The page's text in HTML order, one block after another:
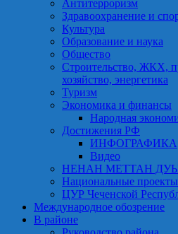
Антитерроризм
Здравоохранение и
Культура
Образование и наука
Общество
Строительство, ЖКХ,
хозяйство, энергетика
Туризм
Экономика и финансы
Народная
Достижения РФ
ИНФОГРАФИКА
Видео
НЕНАН МЕТТАН
Национальные
ЦУР Чеченской
Международное обозрение
В районе